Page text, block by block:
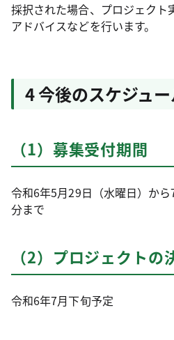
採択された場合、プロジェクト
アドバイスなどを行います。
4 今後のスケジュ
（1）募集受付期間
令和6年5月29日（水曜日）か
分まで
（2）プロジェクトの
令和6年7月下旬予定